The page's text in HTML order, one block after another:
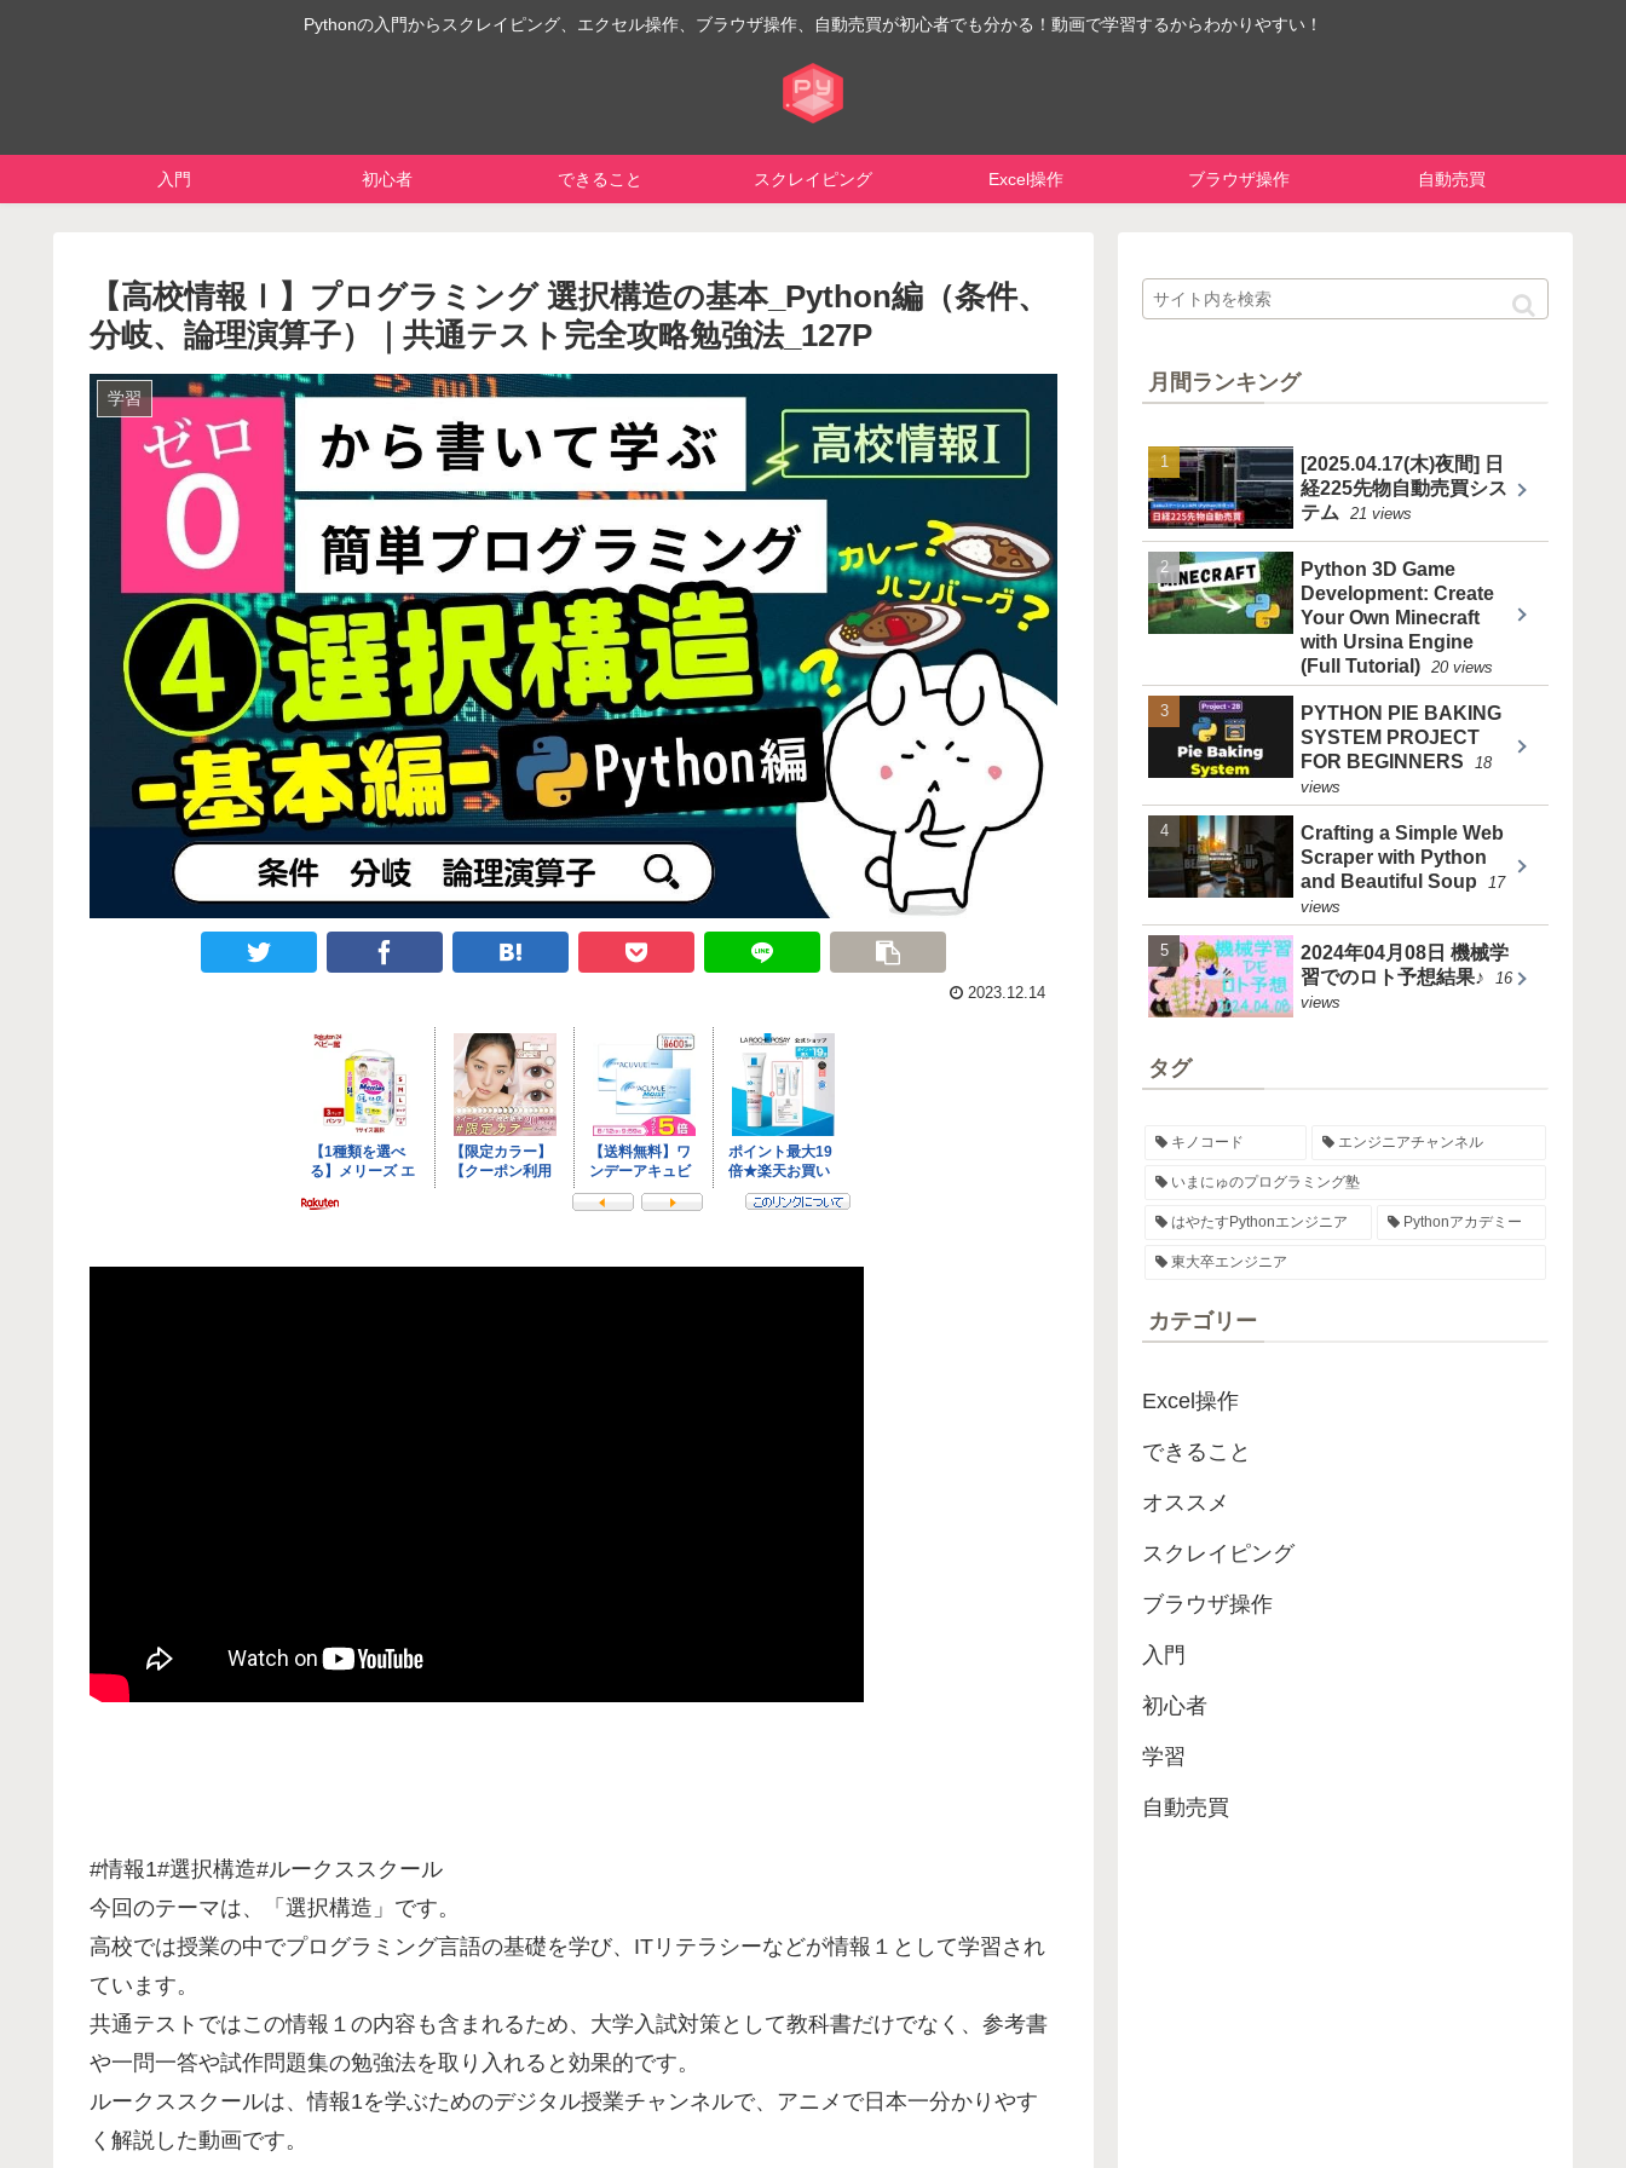
Pythonの入門からスクレイピング、エクセル操作、ブラウザ操作、自動売買が初心者でも分かる！動画で学習するからわかりやすい！
入門 初心者 できること スクレイピング Excel操作 ブラウザ操作 自動売買
【高校情報Ⅰ】プログラミング 選択構造の基本_Python編（条件、
分岐、論理演算子）｜共通テスト完全攻略勉強法_127P
学習
2023.12.14
#情報1#選択構造#ルークススクール
今回のテーマは、「選択構造」です。
高校では授業の中でプログラミング言語の基礎を学び、ITリテラシーなどが情報１として学習され
ています。
共通テストではこの情報１の内容も含まれるため、大学入試対策として教科書だけでなく、参考書
や一問一答や試作問題集の勉強法を取り入れると効果的です。
ルークススクールは、情報1を学ぶためのデジタル授業チャンネルで、アニメで日本一分かりやす
く解説した動画です。
月間ランキング
[2025.04.17(木)夜間] 日
経225先物自動売買シス
テム
21 views
Python 3D Game
Development: Create
Your Own Minecraft
with Ursina Engine
(Full Tutorial) 20 views
PYTHON PIE BAKING
SYSTEM PROJECT
FOR BEGINNERS
18
views
Crafting a Simple Web
Scraper with Python
and Beautiful Soup
17
views
2024年04月08日 機械学
習でのロト予想結果♪
16
views
タグ
キノコード エンジニアチャンネル
いまにゅのプログラミング塾
はやたすPythonエンジニア Pythonアカデミー
東大卒エンジニア
カテゴリー
Excel操作
できること
オススメ
スクレイピング
ブラウザ操作
入門
初心者
学習
自動売買